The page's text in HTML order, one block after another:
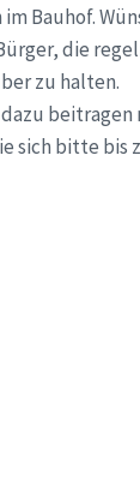
Bauhof.
die
zu halten.
sich bitte bis